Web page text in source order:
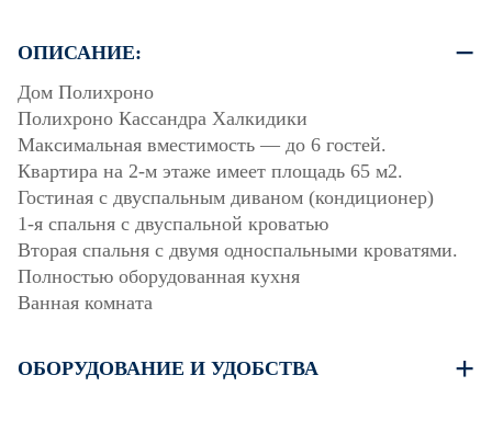
ОПИСАНИЕ:
Дом Полихроно
Полихроно Кассандра Халкидики
Максимальная вместимость — до 6 гостей.
Квартира на 2-м этаже имеет площадь 65 м2.
Гостиная с двуспальным диваном (кондиционер)
1-я спальня с двуспальной кроватью
Вторая спальня с двумя односпальными кроватями.
Полностью оборудованная кухня
Ванная комната
ОБОРУДОВАНИЕ И УДОБСТВА